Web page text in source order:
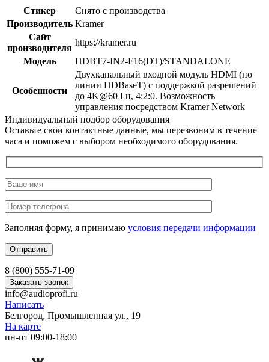
Стикер
Снято с производства
Производитель Kramer
Сайт
производителя
https://kramer.ru
Модель
HDBT7-IN2-F16(DT)/STANDALONE
Особенности
Двухканальный входной модуль HDMI (по
линии HDBaseT) c поддержкой разрешений
до 4K@60 Гц, 4:2:0. Возможность
управления посредством Kramer Network
Индивидуальный подбор оборудования
Оставьте свои контактные данные, мы перезвоним в течение
часа и поможем с выбором необходимого оборудования.
Заполняя форму, я принимаю условия передачи информации
8 (800) 555-71-09
Заказать звонок
info@audioprofi.ru
Написать
Белгород, Промышленная ул., 19
На карте
пн-пт 09:00-18:00